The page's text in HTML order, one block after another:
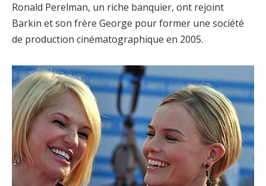
Ronald Perelman, un riche banquier, ont rejoint
Barkin et son frère George pour former une société
de production cinématographique en 2005.